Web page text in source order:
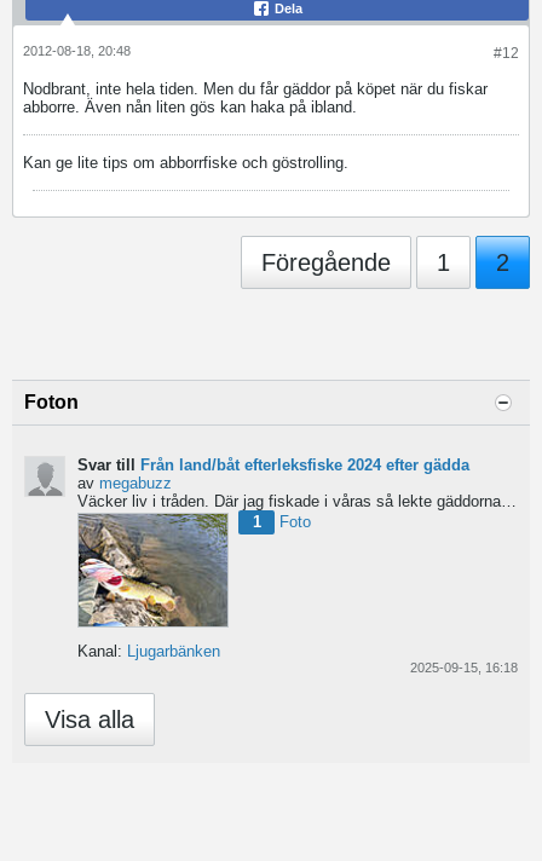
Dela
#12
2012-08-18, 20:48
Nodbrant, inte hela tiden. Men du får gäddor på köpet när du fiskar
abborre. Även nån liten gös kan haka på ibland.
Kan ge lite tips om abborrfiske och göstrolling.
Föregående 1 2
Foton
Svar till
Från land/båt efterleksfiske 2024 efter gädda
av megabuzz
Väcker liv i tråden. Där jag fiskade i våras så lekte gäddorna från början av mars hela vägen in i juni...
1
Foto
Kanal: Ljugarbänken
2025-09-15, 16:18
Visa alla